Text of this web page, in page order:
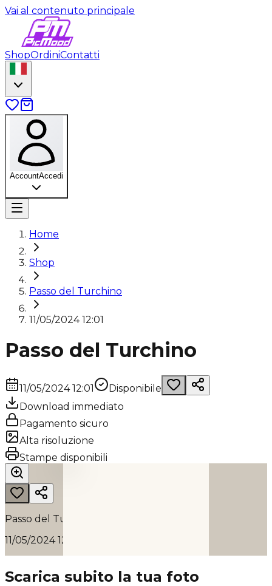
Vai al contenuto principale
ShopOrdiniContatti
AccountAccedi
Home
Shop
Passo del Turchino
11/05/2024 12:01
Passo del Turchino
11/05/2024 12:01
Disponibile
Download immediato
Pagamento sicuro
Alta risoluzione
Stampe disponibili
Passo del Turchino
11/05/2024 12:01
Scarica subito la tua foto